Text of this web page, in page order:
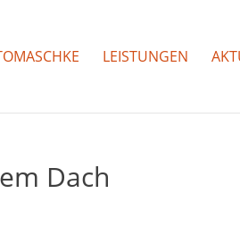
LEISTUNGEN
Dach